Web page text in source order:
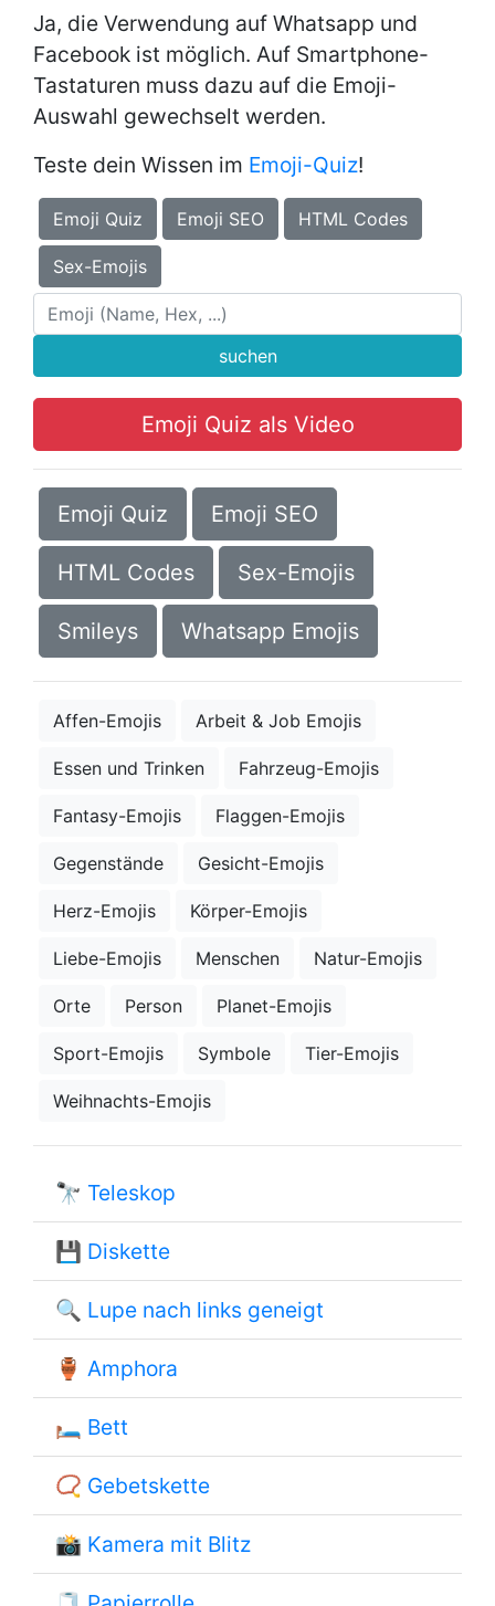
Ja, die Verwendung auf Whatsapp und
Facebook ist möglich. Auf Smartphone-
Tastaturen muss dazu auf die Emoji-
Auswahl gewechselt werden.
Teste dein Wissen im Emoji-Quiz!
Emoji Quiz Emoji SEO HTML Codes
Sex-Emojis
suchen
Emoji Quiz als Video
Emoji Quiz Emoji SEO
HTML Codes Sex-Emojis
Smileys Whatsapp Emojis
Affen-Emojis Arbeit & Job Emojis
Essen und Trinken Fahrzeug-Emojis
Fantasy-Emojis Flaggen-Emojis
Gegenstände Gesicht-Emojis
Herz-Emojis Körper-Emojis
Liebe-Emojis Menschen Natur-Emojis
Orte Person Planet-Emojis
Sport-Emojis Symbole Tier-Emojis
Weihnachts-Emojis
🔭 Teleskop
💾 Diskette
🔍 Lupe nach links geneigt
🏺 Amphora
🛏 Bett
📿 Gebetskette
📸 Kamera mit Blitz